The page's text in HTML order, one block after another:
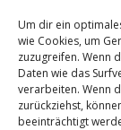
Um dir ein
wie Cookies, um
zuzugreifen. Wenn
Daten wie das
verarbeiten. Wenn
zurückziehst,
beeinträchtigt